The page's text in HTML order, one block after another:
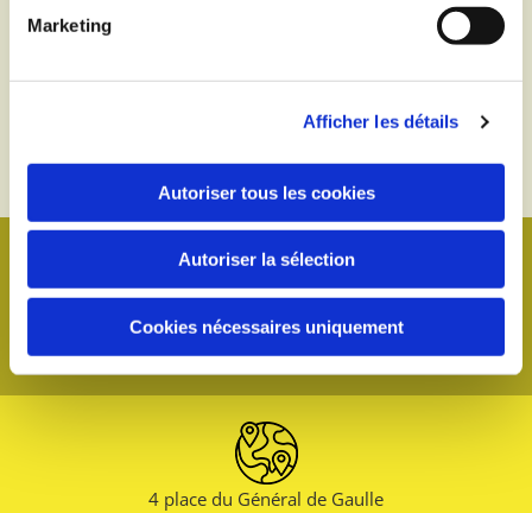
Marketing
Afficher les détails
Autoriser tous les cookies
Autoriser la sélection
Cookies nécessaires uniquement
4 place du Général de Gaulle